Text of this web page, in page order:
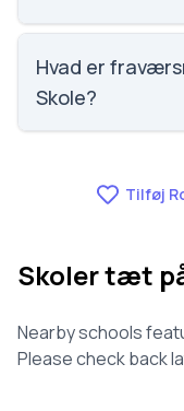
Vi har ikke data
Skole.
Hvad er
Skole?
Tilføj
Skoler tæt
Nearby schools
Please check back